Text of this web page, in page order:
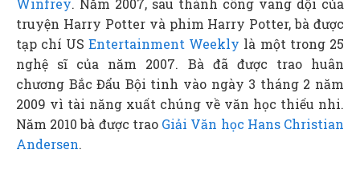
truyện Harry Potter và phim Harry Potter, bà được
tạp chí US Entertainment Weekly là một trong 25
nghệ sĩ của năm 2007. Bà đã được trao huân
chương Bắc Đẩu Bội tinh vào ngày 3 tháng 2 năm
2009 vì tài năng xuất chúng về văn học thiếu nhi.
Năm 2010 bà được trao Giải Văn học Hans Christian
Andersen.